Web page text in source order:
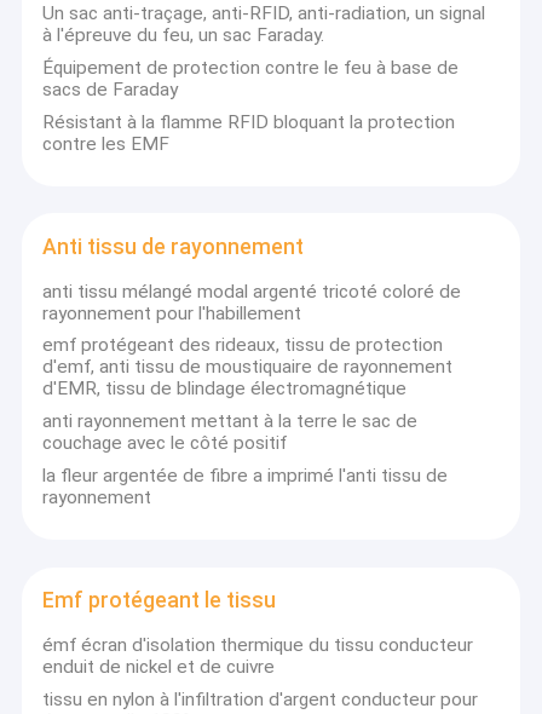
Un sac anti-traçage, anti-RFID, anti-radiation, un signal
à l'épreuve du feu, un sac Faraday.
Équipement de protection contre le feu à base de
sacs de Faraday
Résistant à la flamme RFID bloquant la protection
contre les EMF
Anti tissu de rayonnement
anti tissu mélangé modal argenté tricoté coloré de
rayonnement pour l'habillement
emf protégeant des rideaux, tissu de protection
d'emf, anti tissu de moustiquaire de rayonnement
d'EMR, tissu de blindage électromagnétique
anti rayonnement mettant à la terre le sac de
couchage avec le côté positif
la fleur argentée de fibre a imprimé l'anti tissu de
rayonnement
Emf protégeant le tissu
émf écran d'isolation thermique du tissu conducteur
enduit de nickel et de cuivre
tissu en nylon à l'infiltration d'argent conducteur pour